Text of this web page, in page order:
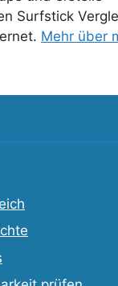
Surfstick
Mehr über